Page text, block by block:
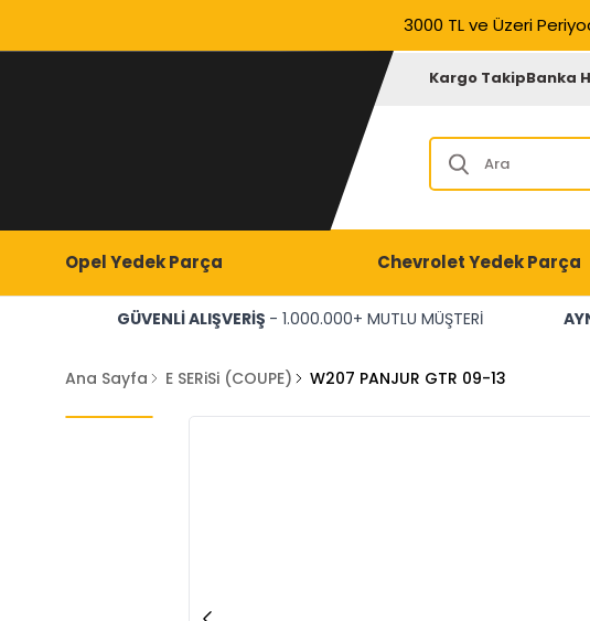
3000 TL ve Üzeri
Kargo TakipBanka
Opel Yedek Parça Chevrolet Yedek Parça
GÜVENLİ ALIŞVERİŞ - 1.000.000+ MUTLU MÜŞTERİ
Ana Sayfa E SERiSi (COUPE) W207 PANJUR GTR 09-13